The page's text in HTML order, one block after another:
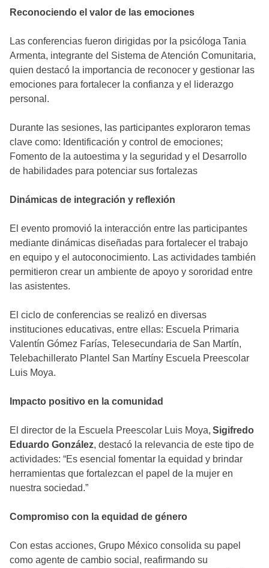
Reconociendo el valor de las emociones
Las conferencias fueron dirigidas por la psicóloga Tania
Armenta, integrante del Sistema de Atención Comunitaria,
quien destacó la importancia de reconocer y gestionar las
emociones para fortalecer la confianza y el liderazgo
personal.
Durante las sesiones, las participantes exploraron temas
clave como: Identificación y control de emociones;
Fomento de la autoestima y la seguridad y el Desarrollo
de habilidades para potenciar sus fortalezas
Dinámicas de integración y reflexión
El evento promovió la interacción entre las participantes
mediante dinámicas diseñadas para fortalecer el trabajo
en equipo y el autoconocimiento. Las actividades también
permitieron crear un ambiente de apoyo y sororidad entre
las asistentes.
El ciclo de conferencias se realizó en diversas
instituciones educativas, entre ellas: Escuela Primaria
Valentín Gómez Farías, Telesecundaria de San Martín,
Telebachillerato Plantel San Martíny Escuela Preescolar
Luis Moya.
Impacto positivo en la comunidad
El director de la Escuela Preescolar Luis Moya, Sigifredo
Eduardo González, destacó la relevancia de este tipo de
actividades: “Es esencial fomentar la equidad y brindar
herramientas que fortalezcan el papel de la mujer en
nuestra sociedad.”
Compromiso con la equidad de género
Con estas acciones, Grupo México consolida su papel
como agente de cambio social, reafirmando su